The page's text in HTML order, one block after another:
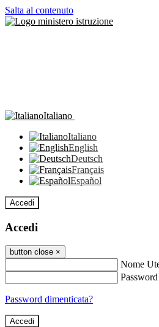
Salta al contenuto
Italiano
Italiano
English
Deutsch
Français
Español
Accedi
Accedi
button close ×
Nome
Password
Password dimenticata?